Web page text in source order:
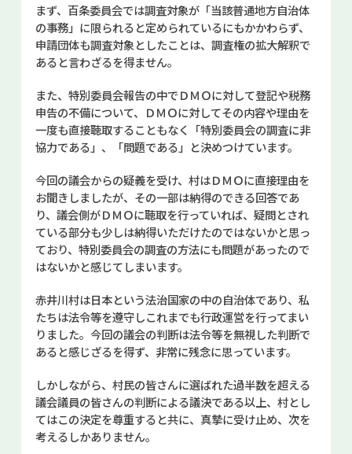
まず、百条委員会では調査対象が「当該普通地方自治体
の事務」に限られると定められているにもかかわらず、
申請団体も調査対象としたことは、調査権の拡大解釈で
あると言わざるを得ません。
また、特別委員会報告の中でＤＭＯに対して登記や税務
申告の不備について、ＤＭＯに対してその内容や理由を
一度も直接聴取することもなく「特別委員会の調査に非
協力である」、「問題である」と決めつけています。
今回の議会からの疑義を受け、村はＤＭＯに直接理由を
お聞きしましたが、その一部は納得のできる回答であ
り、議会側がＤＭＯに聴取を行っていれば、疑問とされ
ている部分も少しは納得いただけたのではないかと思っ
ており、特別委員会の調査の方法にも問題があったので
はないかと感じてしまいます。
赤井川村は日本という法治国家の中の自治体であり、私
たちは法令等を遵守しこれまでも行政運営を行ってまい
りました。今回の議会の判断は法令等を無視した判断で
あると感じざるを得ず、非常に残念に思っています。
しかしながら、村民の皆さんに選ばれた過半数を超える
議会議員の皆さんの判断による議決である以上、村とし
てはこの決定を尊重すると共に、真摯に受け止め、次を
考えるしかありません。